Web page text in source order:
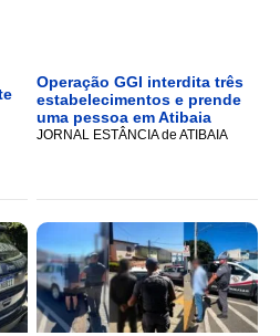
Operação GGI interdita três
estabelecimentos e prende
uma pessoa em Atibaia
JORNAL ESTÂNCIA de ATIBAIA